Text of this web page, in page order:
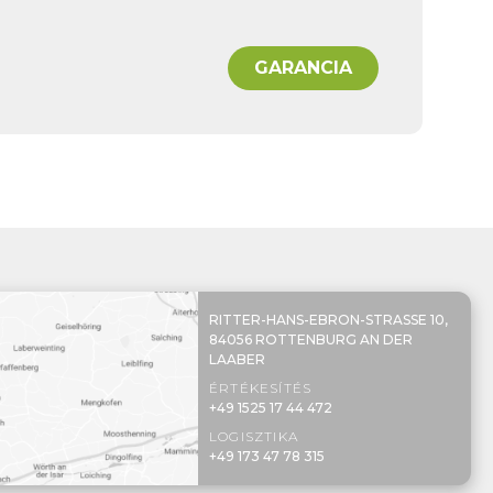
GARANCIA
RITTER-HANS-EBRON-STRASSE 10,
84056 ROTTENBURG AN DER
LAABER
ÉRTÉKESÍTÉS
+49 1525 17 44 472
LOGISZTIKA
+49 173 47 78 315